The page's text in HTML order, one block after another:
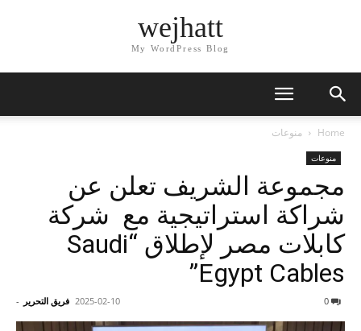
wejhatt
My WordPress Blog
Home منوعات
منوعات
مجموعة الشريف تعلن عن
شراكة استراتيجية مع شركة
كابلات مصر لإطلاق “Saudi
Egypt Cables”
فريق التحرير - 2025-02-10